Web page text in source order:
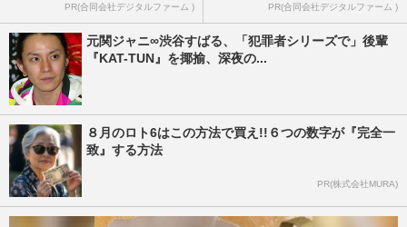
PR(合同会社デジタルファーム ) PR(合同会社デジタルファーム )
元関ジャニ∞渋谷すばる、「犯罪者シリーズで」後輩
『KAT-TUN』を揶揄、深夜の...
８月のロト6はこの方法で買え!!６つの数字が『完全一
致』する方法
PR(株式会社MURA)